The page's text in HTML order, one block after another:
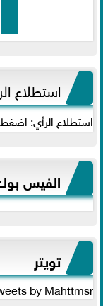
استطلاع
استطلاع الرأي:
الفيس
تويتر
by Mahttmsr